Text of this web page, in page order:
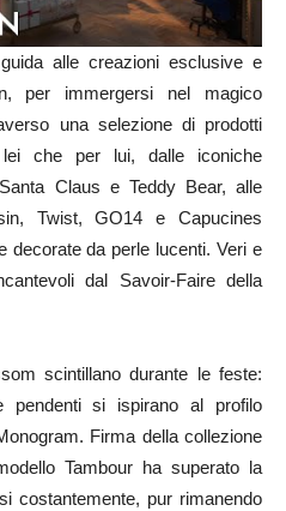
alle creazioni esclusive e
per immergersi nel magico
una selezione di prodotti
che per lui, dalle iconiche
Claus e Teddy Bear, alle
Twist, GO14 e Capucines
decorate da perle lucenti. Veri e
dal Savoir-Faire della
scintillano durante le feste:
pendenti si ispirano al profilo
Firma della collezione
Tambour ha superato la
costantemente, pur rimanendo